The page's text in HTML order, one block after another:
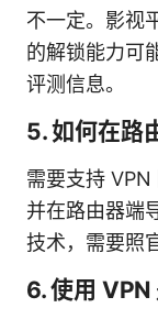
不一定。影视
的解锁能力可
评测信息。
5. 如何在路
需要支持 VPN
并在路由器端
技术，需要照
6. 使用 VPN